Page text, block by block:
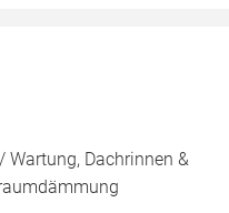
Wartung, Dachrinnen &